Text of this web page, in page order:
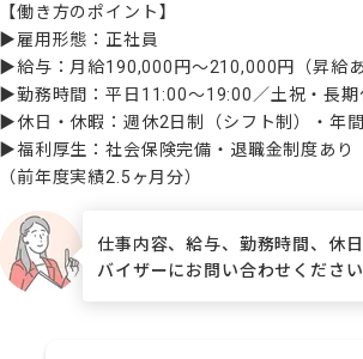
【働き方のポイント】
▶雇用形態：正社員
▶給与：月給190,000円〜210,000円（昇給あ
▶勤務時間：平日11:00〜19:00／土祝・長
▶休日・休暇：週休2日制（シフト制）・年
▶福利厚生：社会保険完備・退職金制度あ
（前年度実績2.5ヶ月分）
仕事内容、給与、勤務時間、休
バイザーにお問い合わせください